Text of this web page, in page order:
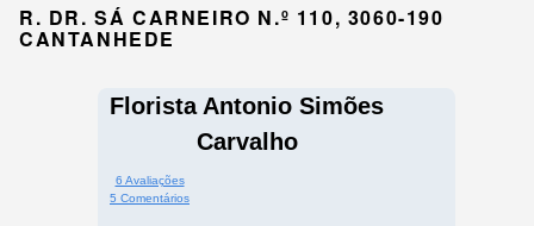
R. DR. SÁ CARNEIRO N.º 110, 3060-190
CANTANHEDE
Florista Antonio Simões
Carvalho
6 Avaliações
5 Comentários